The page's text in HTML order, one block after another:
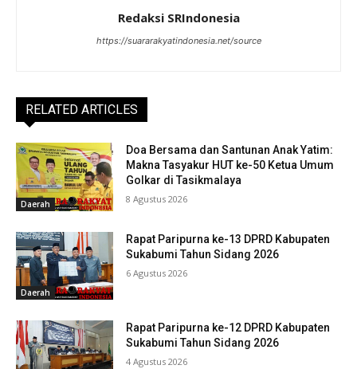
Redaksi SRIndonesia
https://suararakyatindonesia.net/source
RELATED ARTICLES
Daerah
Doa Bersama dan Santunan Anak Yatim:
Makna Tasyakur HUT ke-50 Ketua Umum
Golkar di Tasikmalaya
8 Agustus 2026
Daerah
Rapat Paripurna ke-13 DPRD Kabupaten
Sukabumi Tahun Sidang 2026
6 Agustus 2026
Rapat Paripurna ke-12 DPRD Kabupaten
Sukabumi Tahun Sidang 2026
4 Agustus 2026